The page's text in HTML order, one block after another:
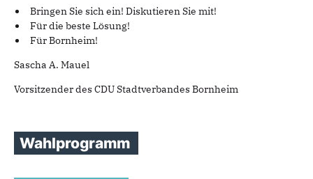
Bringen Sie sich ein! Diskutieren Sie mit!
Für die beste Lösung!
Für Bornheim!
Sascha A. Mauel
Vorsitzender des CDU Stadtverbandes Bornheim
Wahlprogramm